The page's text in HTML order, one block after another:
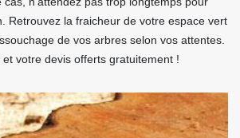
Retrouvez la fraicheur de votre espace vert
de vos arbres selon vos attentes.
votre devis offerts gratuitement !